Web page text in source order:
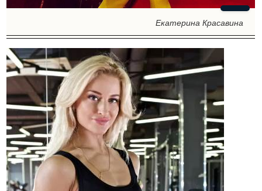
Екатерина Красавина